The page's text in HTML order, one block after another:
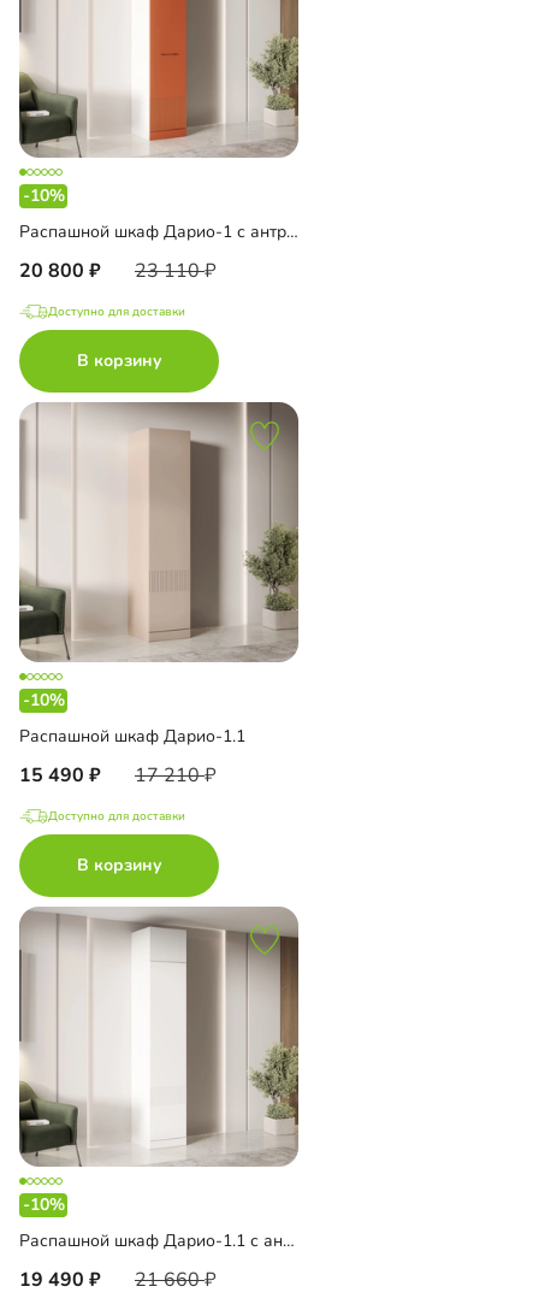
-10%
Распашной шкаф Дарио-1 с антресолью
20 800 23 110
Доступно для доставки
В корзину
-10%
Распашной шкаф Дарио-1.1
15 490 17 210
Доступно для доставки
В корзину
-10%
Распашной шкаф Дарио-1.1 с антресолью
19 490 21 660